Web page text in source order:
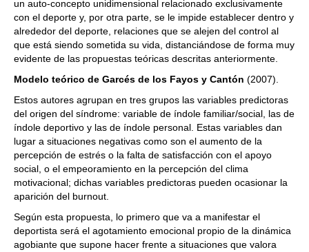
un auto-concepto unidimensional relacionado exclusivamente
con el deporte y, por otra parte, se le impide establecer dentro y
alrededor del deporte, relaciones que se alejen del control al
que está siendo sometida su vida, distanciándose de forma muy
evidente de las propuestas teóricas descritas anteriormente.
Modelo teórico de Garcés de los Fayos y Cantón (2007).
Estos autores agrupan en tres grupos las variables predictoras
del origen del síndrome: variable de índole familiar/social, las de
índole deportivo y las de índole personal. Estas variables dan
lugar a situaciones negativas como son el aumento de la
percepción de estrés o la falta de satisfacción con el apoyo
social, o el empeoramiento en la percepción del clima
motivacional; dichas variables predictoras pueden ocasionar la
aparición del burnout.
Según esta propuesta, lo primero que va a manifestar el
deportista será el agotamiento emocional propio de la dinámica
agobiante que supone hacer frente a situaciones que valora